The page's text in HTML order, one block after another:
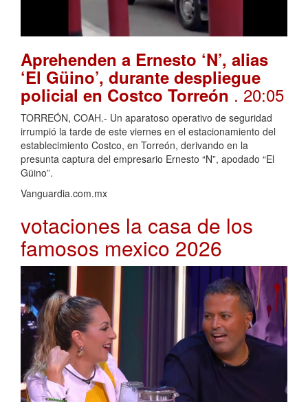
Aprehenden a Ernesto ‘N’, alias
‘El Güino’, durante despliegue
policial en Costco Torreón. 20:05
TORREÓN, COAH.- Un aparatoso operativo de seguridad
irrumpió la tarde de este viernes en el estacionamiento del
establecimiento Costco, en Torreón, derivando en la
presunta captura del empresario Ernesto “N”, apodado “El
Güino”.
Vanguardia.com.mx
votaciones la casa de los
famosos mexico 2026